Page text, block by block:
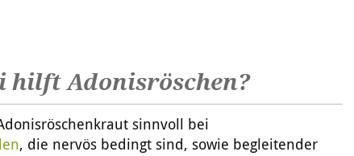
hilft Adonisröschen?
sinnvoll bei
, die nervös bedingt sind, sowie begleitender